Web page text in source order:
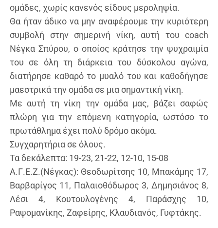
ομάδες, χωρίς κανενός είδους μεροληψία.
Θα ήταν άδικο να μην αναφέρουμε την κυριότερη
συμβολή στην σημερινή νίκη, αυτή του coach
Νέγκα Σπύρου, ο οποίος κράτησε την ψυχραιμία
του σε όλη τη διάρκεια του δύσκολου αγώνα,
διατήρησε καθαρό το μυαλό του και καθοδήγησε
μαεστρικά την ομάδα σε μια σημαντική νίκη.
Με αυτή τη νίκη την ομάδα μας, βάζει σαφώς
πλώρη για την επόμενη κατηγορία, ωστόσο το
πρωτάθλημα έχει πολύ δρόμο ακόμα.
Συγχαρητήρια σε όλους.
Τα δεκάλεπτα: 19-23, 21-22, 12-10, 15-08
Α.Γ.Ε.Ζ.(Νέγκας): Θεοδωρίτσης 10, Μπακάμης 17,
Βαρβαρίγος 11, Παλαιοθόδωρος 3, Δημησιάνος 8,
Λέσι 4, Κουτουλογένης 4, Παράσχης 10,
Ραψομανίκης, Ζαφείρης, Κλαυδιανός, Γυφτάκης.